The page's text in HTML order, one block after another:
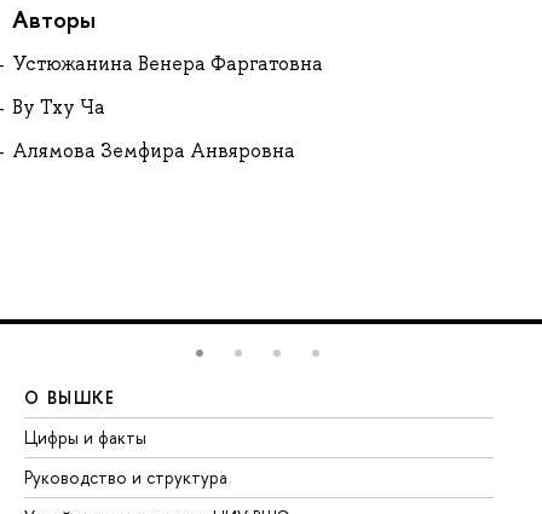
Авторы
Устюжанина Венера Фаргатовна
Ву Тху Ча
Алямова Земфира Анвяровна
О ВЫШКЕ
Цифры и факты
Руководство и структура